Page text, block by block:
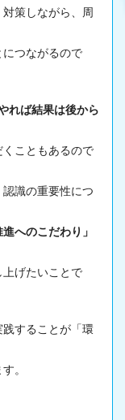
策しながら、周
つながるので
れば結果は後から
くこともあるので
識の重要性につ
へのこだわり」
げたいことで
することが「環
。